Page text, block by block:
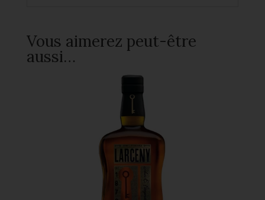
Vous aimerez peut-être
aussi…